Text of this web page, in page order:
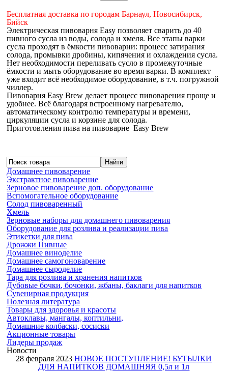
Бесплатная доставка по городам Барнаул, Новосибирск,
Бийск
Электрическая пивоварня Easy позволяет сварить до 40
пивного сусла из воды, солода и хмеля. Все этапы варки
сусла проходят в ёмкости пивоварни: процесс затирания
солода, промывки дробины, кипячения и охлаждения сусла.
Нет необходимости переливать сусло в промежуточные
ёмкости и мыть оборудование во время варки. В комплект
уже входит всё необходимое оборудование, в т.ч. погружной
чиллер.
Пивоварня Easy Brew делает процесс пивоварения проще и
удобнее. Всё благодаря встроенному нагревателю,
автоматическому контролю температуры и времени,
циркуляции сусла и корзине для солода.
Приготовления пива на пивоварне Easy Brew
Домашнее пивоварение
Экстрактное пивоварение
Зерновое пивоварение доп. оборудование
Вспомогательное оборудование
Солод пивоваренный
Хмель
Зерновые наборы для домашнего пивоварения
Оборудование для розлива и реализации пива
Этикетки для пива
Дрожжи Пивные
Домашнее виноделие
Домашнее самогоноварение
Домашнее сыроделие
Тара для розлива и хранения напитков
Дубовые бочки, бочонки, жбаны, баклаги для напитков
Сувенирная продукция
Полезная литература
Товары для здоровья и красоты
Автоклавы, мангалы, коптильни,
Домашние колбаски, сосиски
Акционные товары
Лидеры продаж
Новости
28 февраля 2023 НОВОЕ ПОСТУПЛЕНИЕ! БУТЫЛКИ
ДЛЯ НАПИТКОВ ДОМАШНЯЯ 0,5л и 1л